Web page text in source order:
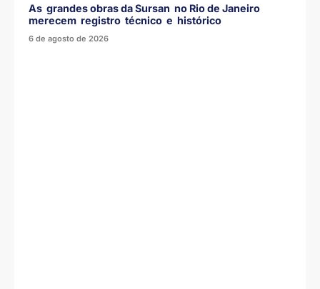
As grandes obras da Sursan no Rio de Janeiro
merecem registro técnico e histórico
6 de agosto de 2026